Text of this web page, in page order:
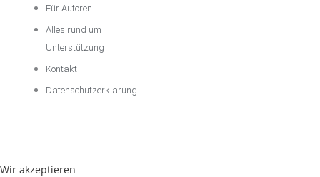
Für Autoren
Alles rund um
Unterstützung
Kontakt
Datenschutzerklärung
Wir akzeptieren